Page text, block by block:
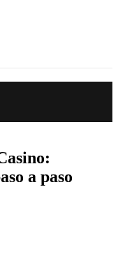
a paso